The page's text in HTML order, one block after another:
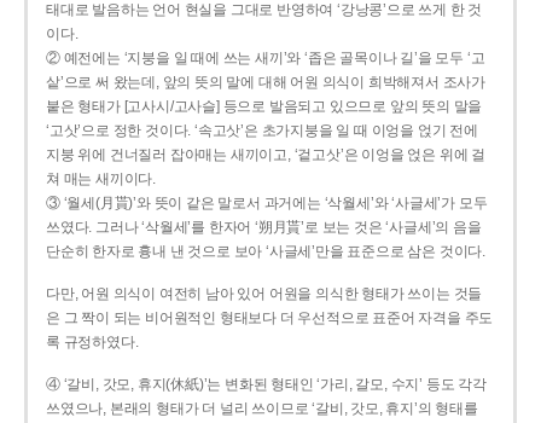
태대로 발음하는 언어 현실을 그대로 반영하여 ‘강낭콩’으로 쓰게 한 것
이다.
② 예전에는 ‘지붕을 일 때에 쓰는 새끼’와 ‘좁은 골목이나 길’을 모두 ‘고
샅’으로 써 왔는데, 앞의 뜻의 말에 대해 어원 의식이 희박해져서 조사가
붙은 형태가 [고사시/고사슬] 등으로 발음되고 있으므로 앞의 뜻의 말을
‘고삿’으로 정한 것이다. ‘속고삿’은 초가지붕을 일 때 이엉을 얹기 전에
지붕 위에 건너질러 잡아매는 새끼이고, ‘겉고삿’은 이엉을 얹은 위에 걸
쳐 매는 새끼이다.
③ ‘월세(月貰)’와 뜻이 같은 말로서 과거에는 ‘삭월세’와 ‘사글세’가 모두
쓰였다. 그러나 ‘삭월세’를 한자어 ‘朔月貰’로 보는 것은 ‘사글세’의 음을
단순히 한자로 흉내 낸 것으로 보아 ‘사글세’만을 표준으로 삼은 것이다.
다만, 어원 의식이 여전히 남아 있어 어원을 의식한 형태가 쓰이는 것들
은 그 짝이 되는 비어원적인 형태보다 더 우선적으로 표준어 자격을 주도
록 규정하였다.
④ ‘갈비, 갓모, 휴지(休紙)’는 변화된 형태인 ‘가리, 갈모, 수지’ 등도 각각
쓰였으나, 본래의 형태가 더 널리 쓰이므로 ‘갈비, 갓모, 휴지’의 형태를